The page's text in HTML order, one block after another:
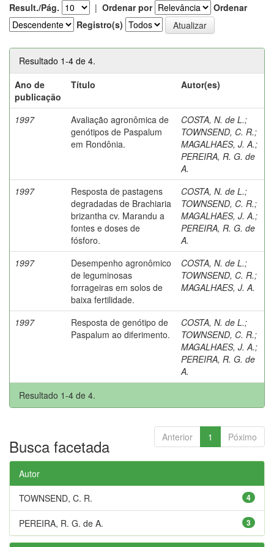
Result./Pág. | Ordenar por
Ordenar
Registro(s)
Resultado 1-4 de 4.
Ano de
publicação
Título Autor(es)
1997
Avaliação agronômica de
genótipos de Paspalum
em Rondônia.
COSTA, N. de L.;
TOWNSEND, C. R.;
MAGALHAES, J. A.;
PEREIRA, R. G. de
A.
1997
Resposta de pastagens
degradadas de Brachiaria
brizantha cv. Marandu a
fontes e doses de
fósforo.
COSTA, N. de L.;
TOWNSEND, C. R.;
MAGALHAES, J. A.;
PEREIRA, R. G. de
A.
1997
Desempenho agronômico
de leguminosas
forrageiras em solos de
baixa fertilidade.
COSTA, N. de L.;
TOWNSEND, C. R.;
MAGALHAES, J. A.
1997
Resposta de genótipo de
Paspalum ao diferimento.
COSTA, N. de L.;
TOWNSEND, C. R.;
MAGALHAES, J. A.;
PEREIRA, R. G. de
A.
Resultado 1-4 de 4.
Anterior 1 Póximo
Busca facetada
Autor
4
TOWNSEND, C. R.
3
PEREIRA, R. G. de A.